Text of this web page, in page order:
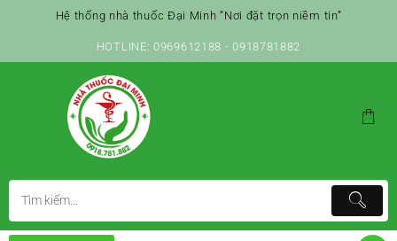
Hệ thống nhà thuốc Đại Minh “Nơi đặt trọn niềm tin”
HOTLINE: 0969612188 - 0918781882